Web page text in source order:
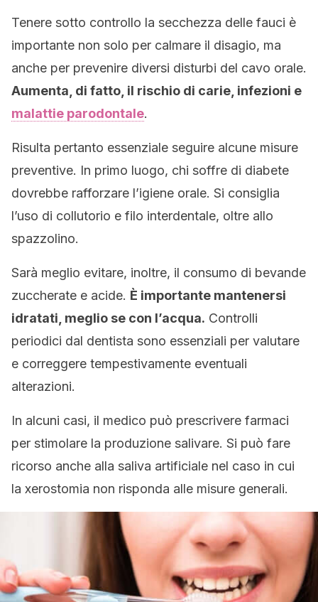
Tenere sotto controllo la secchezza delle fauci è
importante non solo per calmare il disagio, ma
anche per prevenire diversi disturbi del cavo orale.
Aumenta, di fatto, il rischio di carie, infezioni e
malattie parodontale.
Risulta pertanto essenziale seguire alcune misure
preventive. In primo luogo, chi soffre di diabete
dovrebbe rafforzare l’igiene orale. Si consiglia
l’uso di collutorio e filo interdentale, oltre allo
spazzolino.
Sarà meglio evitare, inoltre, il consumo di bevande
zuccherate e acide. È importante mantenersi
idratati, meglio se con l’acqua. Controlli
periodici dal dentista sono essenziali per valutare
e correggere tempestivamente eventuali
alterazioni.
In alcuni casi, il medico può prescrivere farmaci
per stimolare la produzione salivare. Si può fare
ricorso anche alla saliva artificiale nel caso in cui
la xerostomia non risponda alle misure generali.